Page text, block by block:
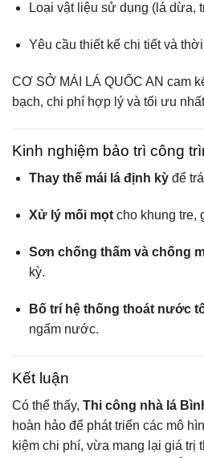
Loại vật liệu sử dụng (lá dừa,
Yêu cầu thiết kế chi tiết và
CƠ SỞ MÁI LÁ QUỐC AN cam
bạch, chi phí hợp lý và tối ưu
Kinh nghiệm bảo trì công
Thay thế mái lá định kỳđể
Xử lý mối mọtcho khung tre,
Sơn chống thấm và chống
kỳ.
Bố trí hệ thống thoát nước
ngấm nước.
Kết luận
Có thể thấy, Thi công nhà lá
hoàn hảo để phát triển các mô
kiệm chi phí, vừa mang lại giá trị